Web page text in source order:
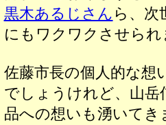
黒木あるじさん ら、次
にもワクワクさせら
佐藤市長の個人的な想
でしょうけれど、山岳
品への想いも湧いてき